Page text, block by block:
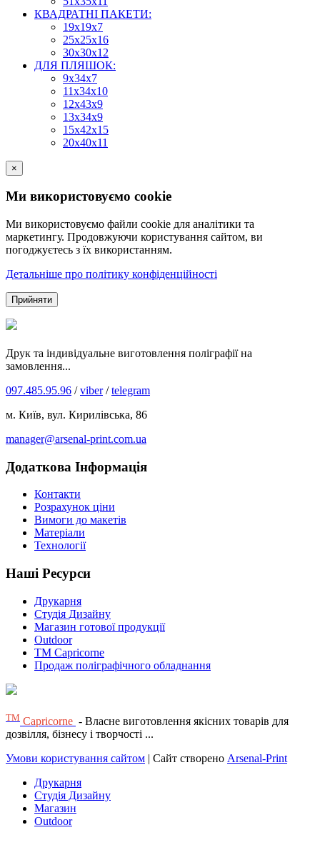
КВАДРАТНІ ПАКЕТИ:
19х19х7
25х25х16
30х30х12
ДЛЯ ПЛЯШОК:
9х34х7
11х34х10
12х43х9
13х34х9
15х42х15
20х40х11
×
Ми використовуємо cookie
Ми використовуємо файли cookie для аналітики та
маркетингу. Продовжуючи користування сайтом, ви
погоджуєтесь з їх використанням.
Детальніше про політику конфіденційності
Прийняти
Друк та індивідуальне виготовлення поліграфії на
замовлення...
097.485.95.96 /viber/telegram
м. Київ, вул. Кирилівська, 86
manager@arsenal-print.com.ua
Додаткова Інформація
Контакти
Розрахунок ціни
Вимоги до макетів
Матеріали
Технології
Наші Ресурси
Друкарня
Студія Дизайну
Магазин готової продукції
Outdoor
TM Capricorne
Продаж поліграфічного обладнання
ТМ Capricorne - Власне виготовлення якісних товарів для
дозвілля, бізнесу і творчості ...
Умови користування сайтом | Сайт створено Arsenal-Print
Друкарня
Студія Дизайну
Магазин
Outdoor